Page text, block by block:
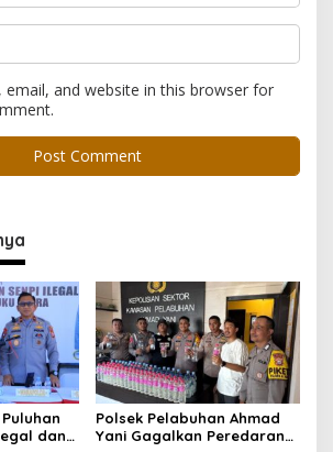
email, and website in this browser for
dan
Polsek Pelabuhan Ahmad
Yani Gagalkan Peredaran